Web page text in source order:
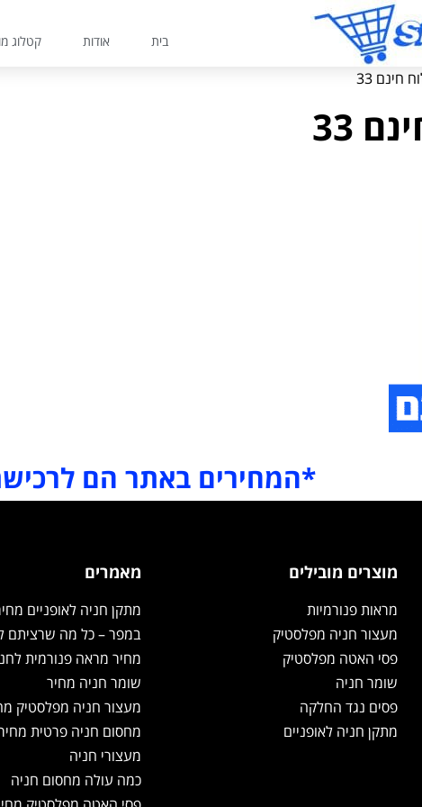
בית אודות קטלוג
חינם 33
33
*המחירים באתר הם
מוצרים מובילים
מראות פנורמיות
מעצור חניה מפלסטיק
פסי האטה מפלסטיק
שומר חניה
פסים נגד החלקה
מתקן חניה לאופניים
מאמרים
מתקן חניה לאופניים
במפר – כל מה שרציתם
מחיר מראה פנורמית
שומר חניה מחיר
מעצור חניה מפלסטיק
מחסום חניה פרטית
מעצורי חניה
כמה עולה מחסום חניה